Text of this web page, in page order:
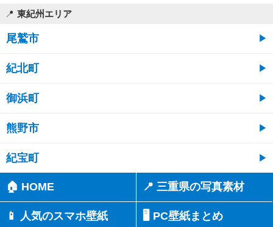
東紀州エリア
尾鷲市
紀北町
御浜町
熊野市
紀宝町
🏠 HOME 📍 三重県の写真素材
📱 人気のスマホ壁紙 🖥️ PC壁紙まとめ